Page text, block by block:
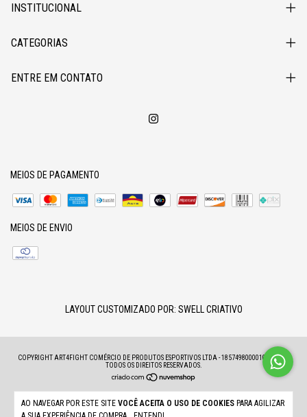
AO NAVEGAR POR ESTE SITE VOCÊ ACEITA O USO DE COOKIES PARA AGILIZAR
INSTITUCIONAL
CATEGORIAS
ENTRE EM CONTATO
MEIOS DE PAGAMENTO
MEIOS DE ENVIO
LAYOUT CUSTOMIZADO POR: SWELL CRIATIVO
COPYRIGHT ART4FIGHT COMÉRCIO DE PRODUTOS ESPORTIVOS LTDA - 18574980000100 - 2026.
TODOS OS DIREITOS RESERVADOS.